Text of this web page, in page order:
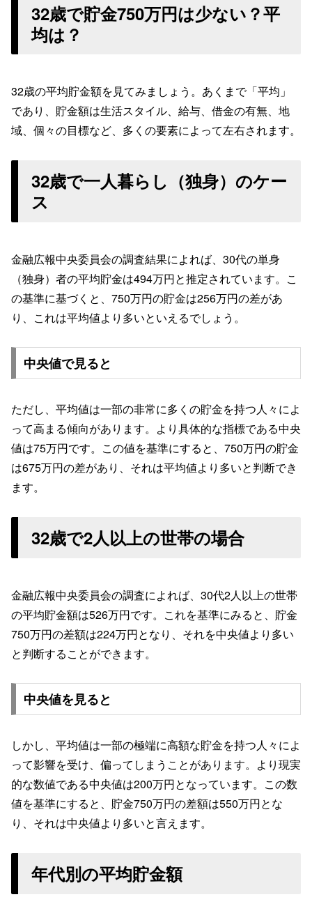
32歳で貯金750万円は少ない？平
均は？
32歳の平均貯金額を見てみましょう。あくまで「平均」
であり、貯金額は生活スタイル、給与、借金の有無、地
域、個々の目標など、多くの要素によって左右されます。
32歳で一人暮らし（独身）のケー
ス
金融広報中央委員会の調査結果によれば、30代の単身
（独身）者の平均貯金は494万円と推定されています。こ
の基準に基づくと、750万円の貯金は256万円の差があ
り、これは平均値より多いといえるでしょう。
中央値で見ると
ただし、平均値は一部の非常に多くの貯金を持つ人々によ
って高まる傾向があります。より具体的な指標である中央
値は75万円です。この値を基準にすると、750万円の貯金
は675万円の差があり、それは平均値より多いと判断でき
ます。
32歳で2人以上の世帯の場合
金融広報中央委員会の調査によれば、30代2人以上の世帯
の平均貯金額は526万円です。これを基準にみると、貯金
750万円の差額は224万円となり、それを中央値より多い
と判断することができます。
中央値を見ると
しかし、平均値は一部の極端に高額な貯金を持つ人々によ
って影響を受け、偏ってしまうことがあります。より現実
的な数値である中央値は200万円となっています。この数
値を基準にすると、貯金750万円の差額は550万円とな
り、それは中央値より多いと言えます。
年代別の平均貯金額